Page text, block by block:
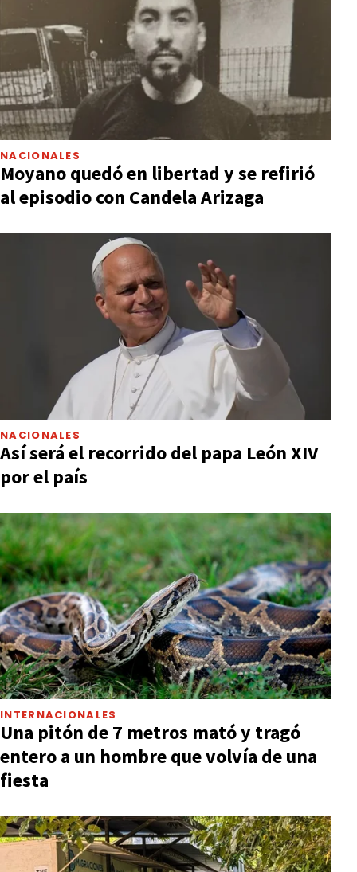
NACIONALES
Moyano quedó en libertad y se refirió
al episodio con Candela Arizaga
NACIONALES
Así será el recorrido del papa León XIV
por el país
INTERNACIONALES
Una pitón de 7 metros mató y tragó
entero a un hombre que volvía de una
fiesta